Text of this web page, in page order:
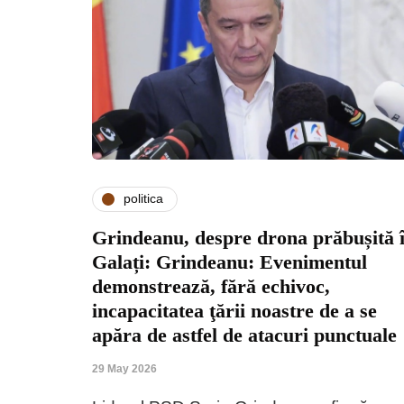
politica
Grindeanu, despre drona prăbușită
Galați: Grindeanu: Evenimentul
demonstrează, fără echivoc,
incapacitatea ţării noastre de a se
apăra de astfel de atacuri punctuale
29 May 2026